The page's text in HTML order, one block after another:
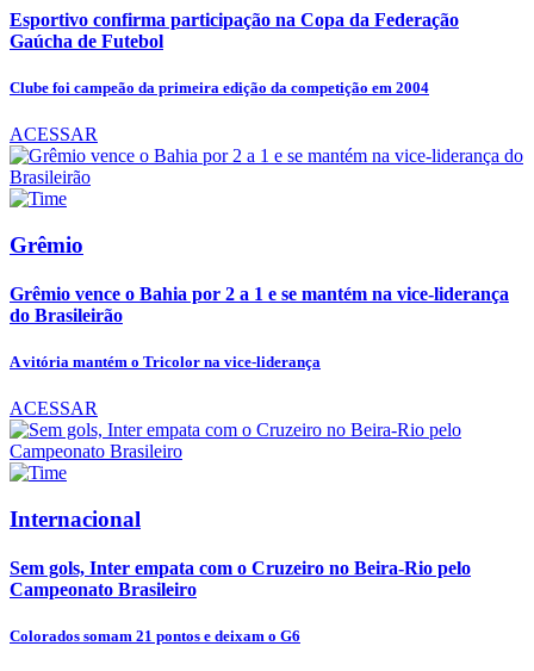
Esportivo confirma participação na Copa da Federação
Gaúcha de Futebol
Clube foi campeão da primeira edição da competição em 2004
ACESSAR
Grêmio
Grêmio vence o Bahia por 2 a 1 e se mantém na vice-liderança
do Brasileirão
A vitória mantém o Tricolor na vice-liderança
ACESSAR
Internacional
Sem gols, Inter empata com o Cruzeiro no Beira-Rio pelo
Campeonato Brasileiro
Colorados somam 21 pontos e deixam o G6